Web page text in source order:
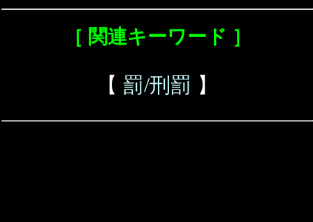
［ 関連キーワード ］
【 罰/刑罰 】